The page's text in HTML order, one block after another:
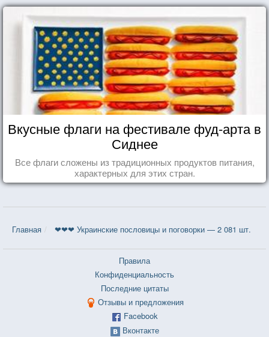
Вкусные флаги на фестивале фуд-арта в
Сиднее
Все флаги сложены из традиционных продуктов питания,
характерных для этих стран.
Главная ❤❤❤ Украинские пословицы и поговорки — 2 081 шт.
Правила
Конфиденциальность
Последние цитаты
Отзывы и предложения
Facebook
Вконтакте